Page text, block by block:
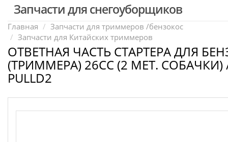
Запчасти для УШМ (болгарок)
Запчасти для электроинструмента другие
Конденсаторы
Якоря, статоры
Аккумуляторы, зарядные устройства
Скидка 50%
Запчасти для снегоуборщиков
Главная
Запчасти для триммеров /бензокос
Запчасти для Китайских триммеров
ОТВЕТНАЯ ЧАСТЬ СТАРТЕРА ДЛЯ
(ТРИММЕРА) 26CC (2 МЕТ. СОБАЧКИ)
PULLD2